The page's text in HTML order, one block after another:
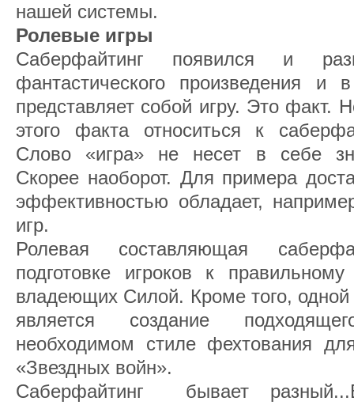
нашей системы.
Ролевые игры
Саберфайтинг появился и
фантастического произведения и
представляет собой игру. Это факт.
этого факта относиться к
Слово «игра» не несет в себе
Скорее наоборот. Для примера
эффективностью обладает,
игр.
Ролевая составляющая
подготовке игроков к
владеющих Силой. Кроме того, одной
является создание
необходимом стиле фехтования
«Звездных войн».
Саберфайтинг бывает